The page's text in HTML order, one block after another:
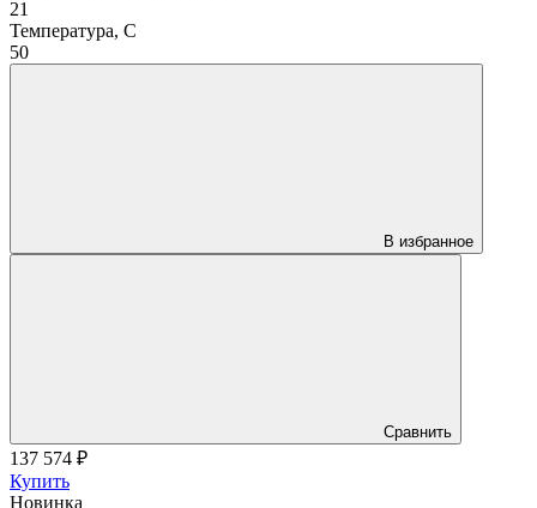
21
Температура, C
50
В избранное
Сравнить
137 574 ₽
Купить
Новинка